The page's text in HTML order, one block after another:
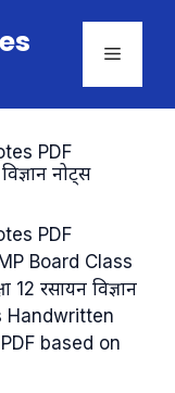
Menu
PDF
नोट्स
PDF
Board Class
रसायन विज्ञान
Handwritten
based on